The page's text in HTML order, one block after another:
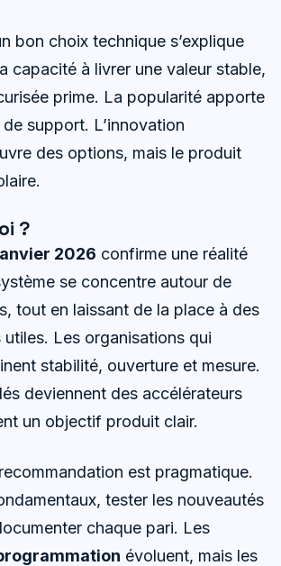
bon choix technique s’explique
capacité à livrer une valeur stable,
prime. La popularité apporte
support. L’innovation
des options, mais le produit
?
2026 confirme une réalité
se concentre autour de
tout en laissant de la place à des
Les organisations qui
stabilité, ouverture et mesure.
deviennent des accélérateurs
un objectif produit clair.
est pragmatique.
tester les nouveautés
chaque pari. Les
évoluent, mais les